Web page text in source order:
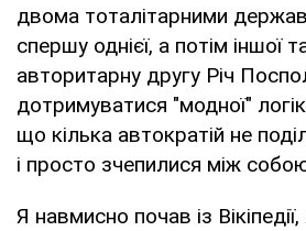
двома тоталітарними
спершу однієї, а потім іншої
авторитарну другу Річ
дотримуватися "модної"
що кілька автократій не
і просто зчепилися між
Я навмисно почав із